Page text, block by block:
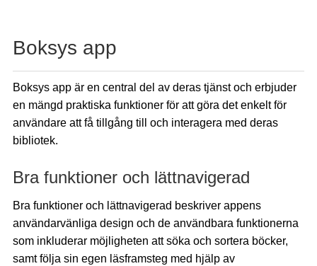
Boksys app
Boksys app är en central del av deras tjänst och erbjuder
en mängd praktiska funktioner för att göra det enkelt för
användare att få tillgång till och interagera med deras
bibliotek.
Bra funktioner och lättnavigerad
Bra funktioner och lättnavigerad beskriver appens
användarvänliga design och de användbara funktionerna
som inkluderar möjligheten att söka och sortera böcker,
samt följa sin egen läsframsteg med hjälp av